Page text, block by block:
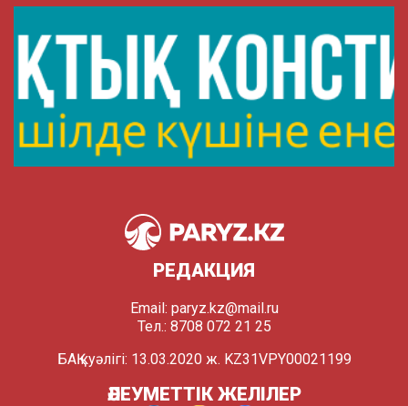
РЕДАКЦИЯ
Email: paryz.kz@mail.ru
Тел.: 8708 072 21 25
БАҚ куәлігі: 13.03.2020 ж. KZ31VPY00021199
ӘЛЕУМЕТТІК ЖЕЛІЛЕР